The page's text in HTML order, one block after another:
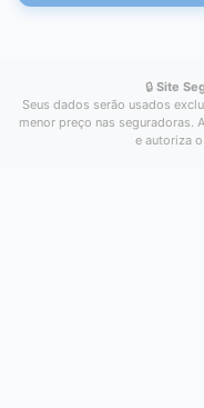
🔒 Site
Seus dados serão usados
menor preço nas seguradoras.
e autoriza